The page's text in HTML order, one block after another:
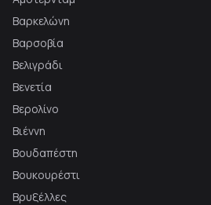
Βαρκελώνη
Βαρσοβία
Βελιγράδι
Βενετία
Βερολίνο
Βιέννη
Βουδαπέστη
Βουκουρέστι
Βρυξέλλες